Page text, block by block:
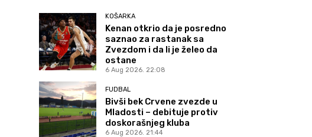
KOŠARKA
Kenan otkrio da je posredno
saznao za rastanak sa
Zvezdom i da li je želeo da
ostane
6 Aug 2026. 22:08
FUDBAL
Bivši bek Crvene zvezde u
Mladosti – debituje protiv
doskorašnjeg kluba
6 Aug 2026. 21:44